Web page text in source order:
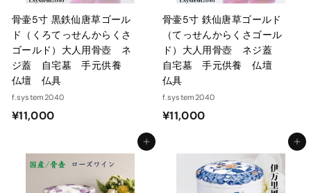
骨壷5寸 黒鉄仙唐草ゴール
ド（くろてっせんからくさ
ゴールド）大人用骨壺 ネ
ジ蓋 自宅墓 手元供養
仏壇 仏具
f.system2040
¥11,000¥
1
,
0
骨壷5寸 鉄仙唐草ゴールド
（てっせんからくさゴール
ド）大人用骨壺 ネジ蓋
自宅墓 手元供養 仏壇
仏具
f.system2040
¥11,000¥
1
,
0
カートに入れる カートに入れる